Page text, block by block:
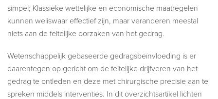
simpel; Klassieke wettelijke en economische maatregelen
kunnen weliswaar effectief zijn, maar veranderen meestal
niets aan de feitelijke oorzaken van het gedrag.
Wetenschappelijk gebaseerde gedragsbeïnvloeding is er
daarentegen op gericht om de feitelijke drijfveren van het
gedrag te ontleden en deze met chirurgische precisie aan te
spreken middels interventies. In dit overzichtsartikel lichten